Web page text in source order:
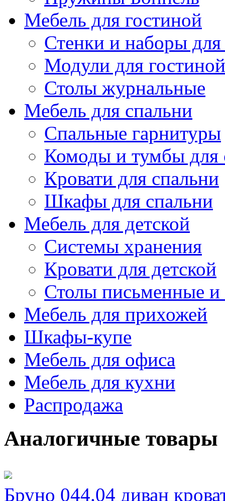
Мебель для гостиной
Стенки и наборы для
Модули для гостиной
Столы журнальные
Мебель для спальни
Спальные гарнитуры
Комоды и тумбы для
Кровати для спальни
Шкафы для спальни
Мебель для детской
Системы хранения
Кровати для детской
Столы письменные
Мебель для прихожей
Шкафы-купе
Мебель для офиса
Мебель для кухни
Распродажа
Аналогичные товары
Бруно 044.04 диван